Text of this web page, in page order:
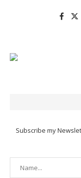
Subscribe my